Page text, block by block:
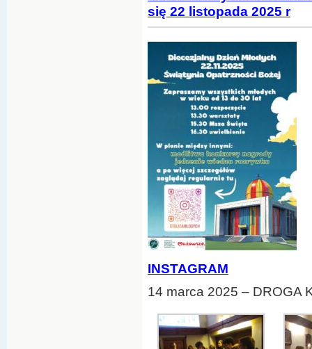
się 22 listopada 2025 r
INSTAGRAM
14 marca 2025 – DROGA